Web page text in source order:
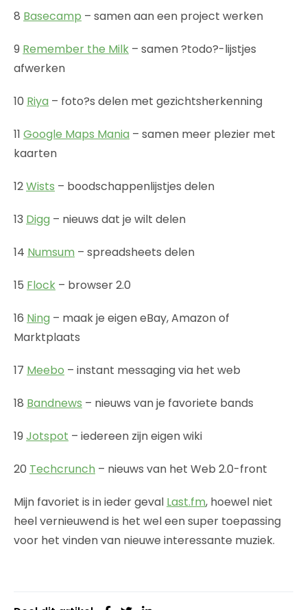
8 Basecamp – samen aan een project werken
9 Remember the Milk – samen ?todo?-lijstjes
afwerken
10 Riya – foto?s delen met gezichtsherkenning
11 Google Maps Mania – samen meer plezier met
kaarten
12Wists – boodschappenlijstjes delen
13 Digg – nieuws dat je wilt delen
14 Numsum – spreadsheets delen
15 Flock – browser 2.0
16 Ning – maak je eigen eBay, Amazon of
Marktplaats
17 Meebo – instant messaging via het web
18 Bandnews – nieuws van je favoriete bands
19 Jotspot – iedereen zijn eigen wiki
20 Techcrunch – nieuws van het Web 2.0-front
Mijn favoriet is in ieder geval Last.fm, hoewel niet
heel vernieuwend is het wel een super toepassing
voor het vinden van nieuwe interessante muziek.